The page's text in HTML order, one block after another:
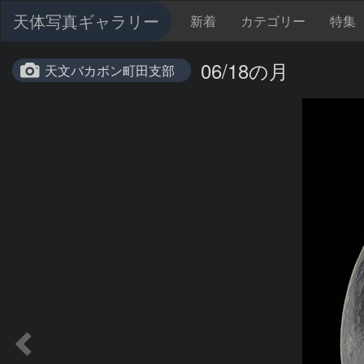
天体写真ギャラリー 新着 カテゴリー 特集
天文バカボン町田支部 06/18の月